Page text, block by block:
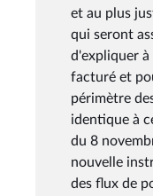
et au plus
qui seront
d'expliquer
facturé et
périmètre
identique à
du 8
nouvelle
des flux de